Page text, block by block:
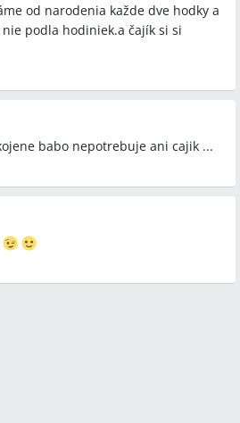
od narodenia každe dve hodky a
podla hodiniek.a čajík si si
babo nepotrebuje ani cajik ...